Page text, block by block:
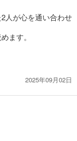
人が心を通い合わせ
ます。
2025年09月02日